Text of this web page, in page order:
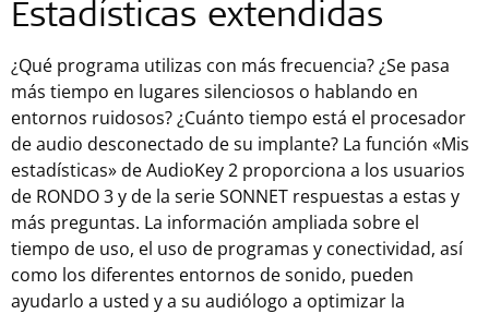
Estadísticas extendidas
¿Qué programa utilizas con más frecuencia? ¿Se pasa
más tiempo en lugares silenciosos o hablando en
entornos ruidosos? ¿Cuánto tiempo está el procesador
de audio desconectado de su implante? La función «Mis
estadísticas» de AudioKey 2 proporciona a los usuarios
de RONDO 3 y de la serie SONNET respuestas a estas y
más preguntas. La información ampliada sobre el
tiempo de uso, el uso de programas y conectividad, así
como los diferentes entornos de sonido, pueden
ayudarlo a usted y a su audiólogo a optimizar la